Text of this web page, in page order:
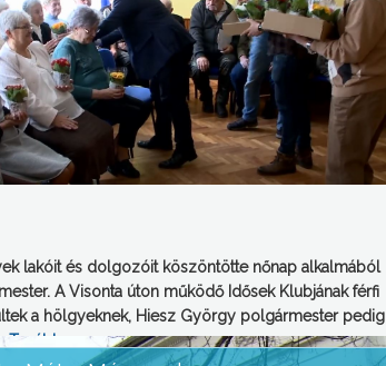
lakóit és dolgozóit köszöntötte nőnap alkalmából
A Visonta úton működő Idősek Klubjának férfi
a hölgyeknek, Hiesz György polgármester pedig
Tovább